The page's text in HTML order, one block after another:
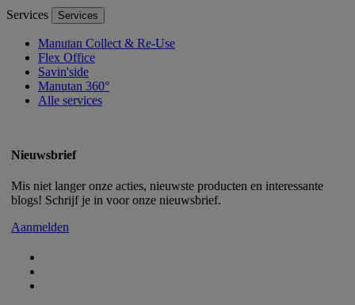
Services Services
Manutan Collect & Re-Use
Flex Office
Savin'side
Manutan 360°
Alle services
Nieuwsbrief
Mis niet langer onze acties, nieuwste producten en interessante
blogs! Schrijf je in voor onze nieuwsbrief.
Aanmelden